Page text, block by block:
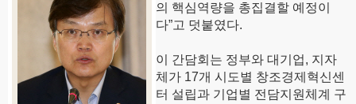
의 핵심역량을 총집결할 예정이
다”고 덧붙였다.
이 간담회는 정부와 대기업, 지자
체가 17개 시도별 창조경제혁신센
터 설립과 기업별 전담지원체계 구